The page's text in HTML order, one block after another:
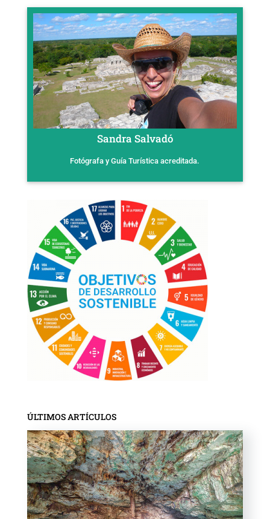
Sandra Salvadó
Fotógrafa y Guía Turística acreditada.
ÚLTIMOS ARTÍCULOS